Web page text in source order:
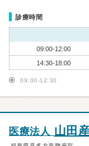
診療時間
09:00-12:00
14:30-18:00
09:00-12:30
医療法人 山田